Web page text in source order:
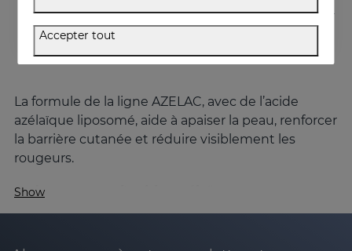
La formule de la ligne AZELAC, avec de l’acide
azélaïque liposomé, aide à apaiser la peau, renforcer
la barrière cutanée et réduire visiblement les
rougeurs.
Qu’est-ce que l'acide azélaïque et comment
Show
Accepter tout